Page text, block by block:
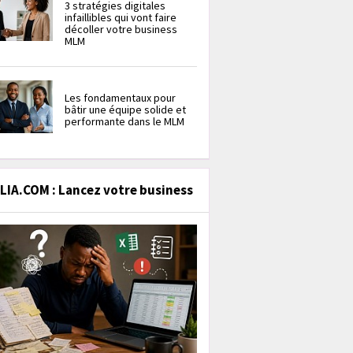
3 stratégies digitales
infaillibles qui vont faire
décoller votre business
MLM
Les fondamentaux pour
bâtir une équipe solide et
performante dans le MLM
: Lancez votre business